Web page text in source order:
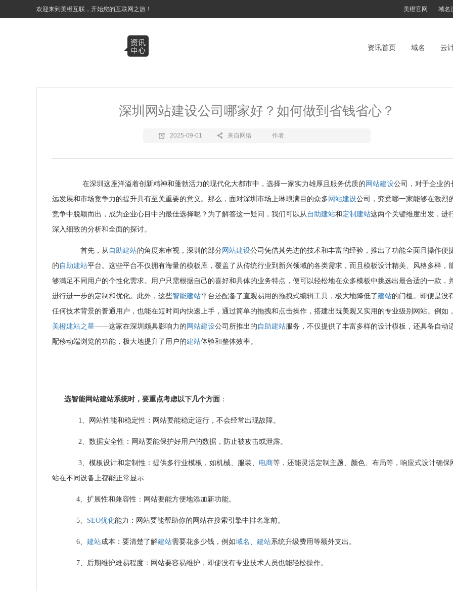
欢迎来到美橙互联，开始您的互联网之旅！ 美橙官网 | 域名
资讯首页 域名 云
深圳网站建设公司哪家好？如何做到省钱省心？
2025-09-01 来自网络 作者:
在深圳这座洋溢着创新精神和蓬勃活力的现代化大都市中，选择一家实力雄厚且服务优质的 网站建设公司，对于企业的
远发展和市场竞争力的提升具有至关重要的意义。那么，面对深圳市场上琳琅满目的众多 网站建设公司，究竟哪一家能够在激烈
竞争中脱颖而出，成为企业心目中的最佳选择呢？为了解答这一疑问，我们可以从 自助建站和 定制建站这两个关键维度出发，进
深入细致的分析和全面的探讨。
首先，从 自助建站的角度来审视，深圳的部分网站建设公司凭借其先进的技术和丰富的经验，推出了功能全面且操作便
的 自助建站平台。这些平台不仅拥有海量的模板库，覆盖了从传统行业到新兴领域的各类需求，而且模板设计精美、风格多样，
够满足不同用户的个性化需求。用户只需根据自己的喜好和具体的业务特点，便可以轻松地在众多模板中挑选出最合适的一款，
进行进一步的定制和优化。此外，这些智能建站平台还配备了直观易用的拖拽式编辑工具，极大地降低了建站的门槛。即便是没
任何技术背景的普通用户，也能在短时间内快速上手，通过简单的拖拽和点击操作，搭建出既美观又实用的专业级别网站。例如，
美橙建站之星——这家在深圳颇具影响力的 网站建设公司所推出的 自助建站服务，不仅提供了丰富多样的设计模板，还具备自动
配移动端浏览的功能，极大地提升了用户的建站体验和整体效率。
选智能网站建站系统时，要重点考虑以下几个方面 ：
1、网站性能和稳定性：网站要能稳定运行，不会经常出现故障。
2、数据安全性：网站要能保护好用户的数据，防止被攻击或泄露。
3、模板设计和定制性：提供多行业模板，如机械、服装、 电商等，还能灵活定制主题、颜色、布局等，响应式设计确保
站在不同设备上都能正常显示
4、扩展性和兼容性：网站要能方便地添加新功能。
5、 SEO优化能力：网站要能帮助你的网站在搜索引擎中排名靠前。
6、 建站成本：要清楚了解建站需要花多少钱，例如域名 、 建站系统升级费用等额外支出。
7、后期维护难易程度：网站要容易维护，即使没有专业技术人员也能轻松操作。